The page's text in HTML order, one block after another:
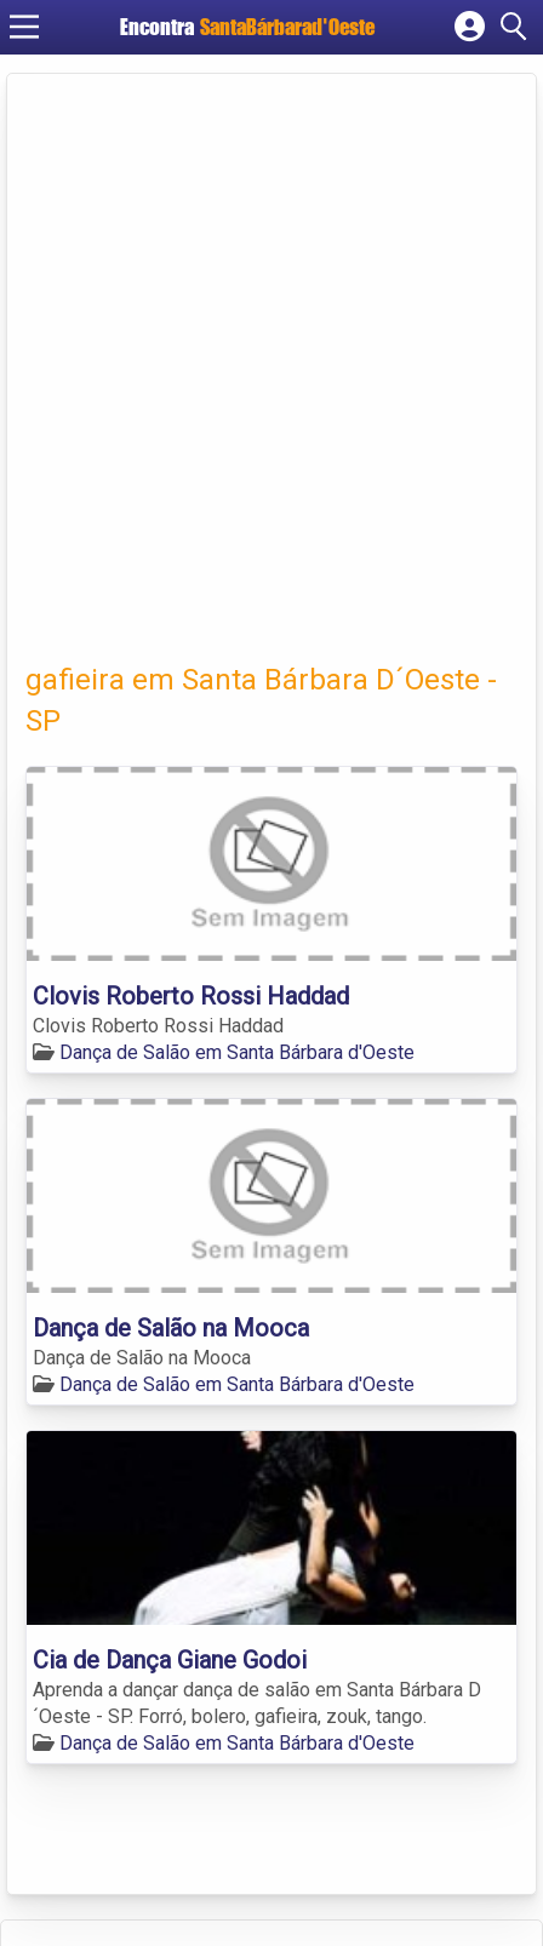
Encontra SantaBárbarad'Oeste
Cadastrar empresa
gafieira em Santa Bárbara D´Oeste -
SP
Clovis Roberto Rossi Haddad
Clovis Roberto Rossi Haddad
Dança de Salão em Santa Bárbara d'Oeste
Dança de Salão na Mooca
Dança de Salão na Mooca
Dança de Salão em Santa Bárbara d'Oeste
Cia de Dança Giane Godoi
Aprenda a dançar dança de salão em Santa Bárbara D
´Oeste - SP. Forró, bolero, gafieira, zouk, tango.
Dança de Salão em Santa Bárbara d'Oeste